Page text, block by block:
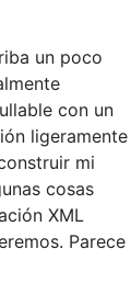
un poco
con un
ligeramente
mi
cosas
XML
Parece